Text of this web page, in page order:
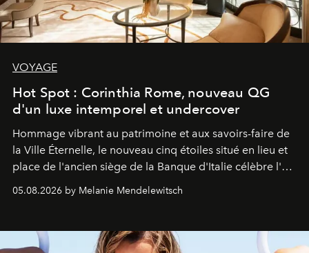
VOYAGE
Hot Spot : Corinthia Rome, nouveau QG
d'un luxe intemporel et undercover
Hommage vibrant au patrimoine et aux savoirs-faire de
la Ville Éternelle, le nouveau cinq étoiles situé en lieu et
place de l'ancien siège de la Banque d'Italie célèbre l'art
05.08.2026 by Melanie Mendelewitsch